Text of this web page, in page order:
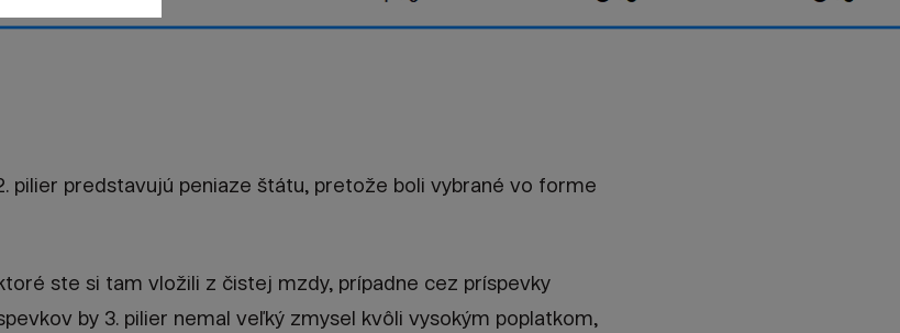
pilier predstavujú peniaze štátu, pretože boli vybrané vo forme
ste si tam vložili z čistej mzdy, prípadne cez príspevky
by 3. pilier nemal veľký zmysel kvôli vysokým poplatkom,